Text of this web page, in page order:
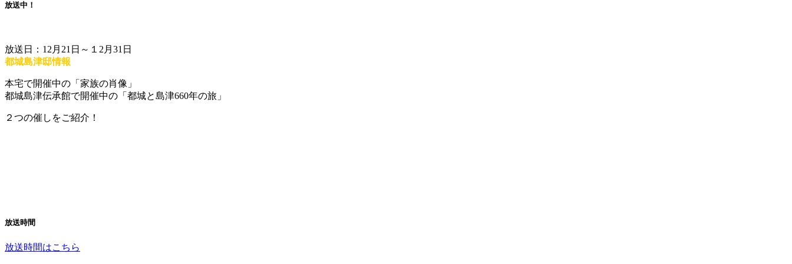
放送中！
放送日：12月21日～１2月31日
都城島津邸情報
本宅で開催中の「家族の肖像」
都城島津伝承館で開催中の「都城と島津660年の旅」
２つの催しをご紹介！
放送時間
放送時間はこちら